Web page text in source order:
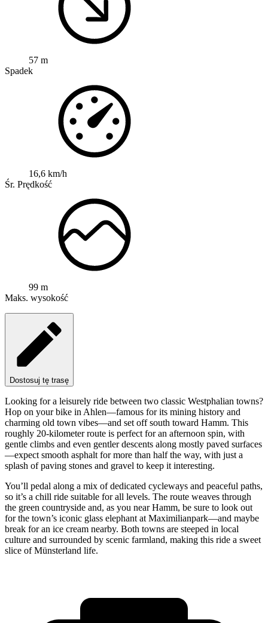
57 m
Spadek
16,6 km/h
Śr. Prędkość
99 m
Maks. wysokość
Dostosuj tę trasę
Looking for a leisurely ride between two classic Westphalian towns?
Hop on your bike in Ahlen—famous for its mining history and
charming old town vibes—and set off south toward Hamm. This
roughly 20-kilometer route is perfect for an afternoon spin, with
gentle climbs and even gentler descents along mostly paved surfaces
—expect smooth asphalt for more than half the way, with just a
splash of paving stones and gravel to keep it interesting.
You’ll pedal along a mix of dedicated cycleways and peaceful paths,
so it’s a chill ride suitable for all levels. The route weaves through
the green countryside and, as you near Hamm, be sure to look out
for the town’s iconic glass elephant at Maximilianpark—and maybe
break for an ice cream nearby. Both towns are steeped in local
culture and surrounded by scenic farmland, making this ride a sweet
slice of Münsterland life.